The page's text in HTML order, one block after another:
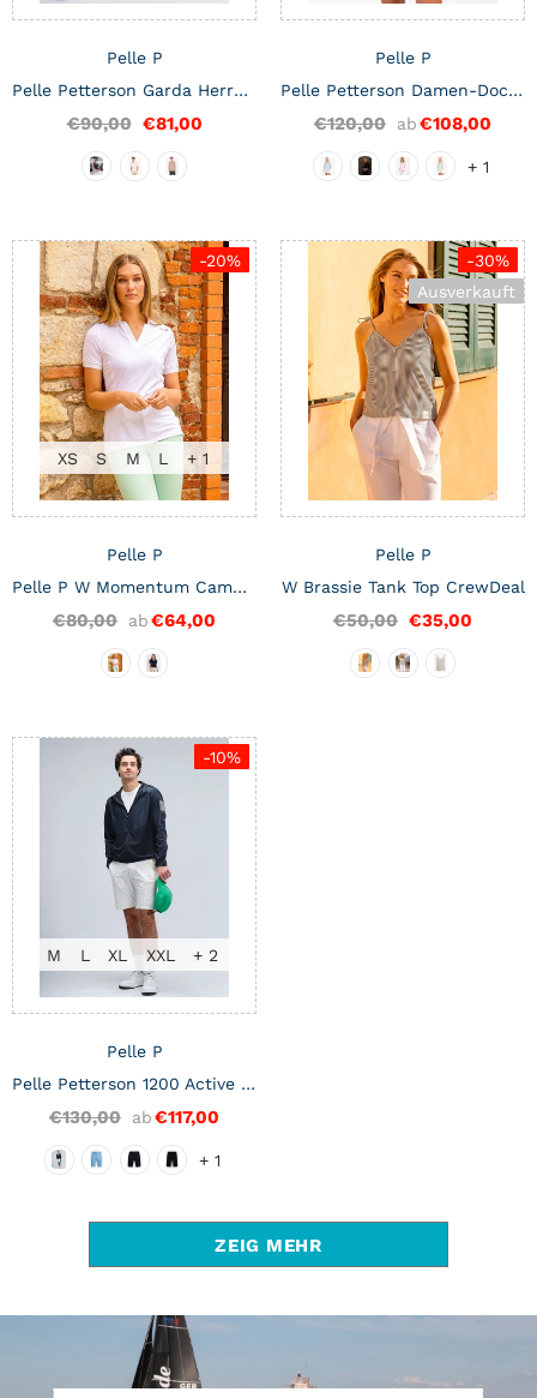
Pelle P
Pelle Petterson Garda Herren-Poloshirt
€90,00 €81,00
Pelle P
Pelle Petterson Damen-Dock-Shirt
€120,00 ab€108,00
+ 1
-20%
XS S M L + 1
Pelle P
Pelle P W Momentum Camber Polo CrewDeal
€80,00 ab€64,00
-30%
Ausverkauft
Pelle P
W Brassie Tank Top CrewDeal
€50,00 €35,00
-10%
M L XL XXL + 2
Pelle P
Pelle Petterson 1200 Active Herren-Shorts
€130,00 ab€117,00
+ 1
ZEIG MEHR